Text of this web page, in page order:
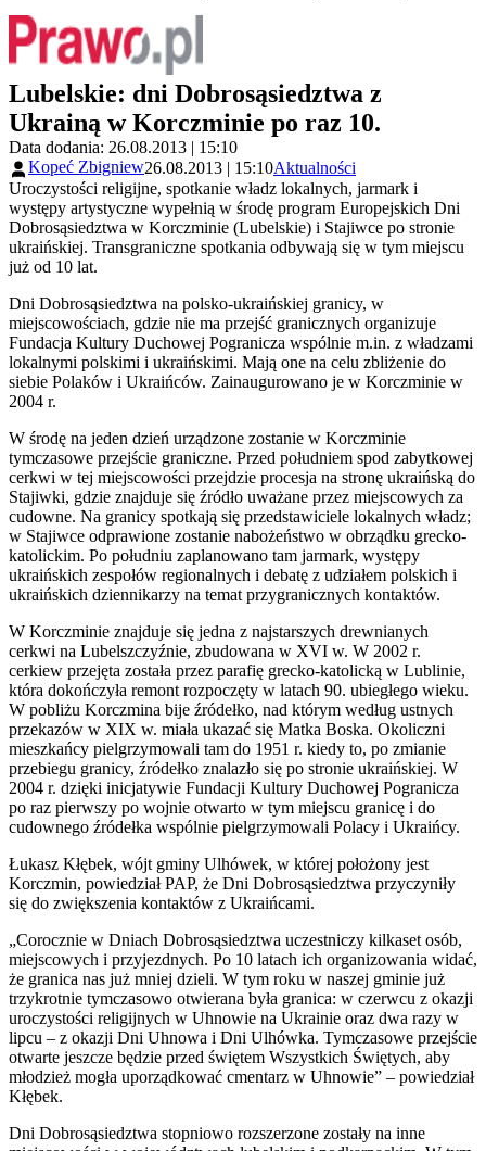
Lubelskie: dni Dobrosąsiedztwa z
Ukrainą w Korczminie po raz 10.
Data dodania: 26.08.2013 | 15:10
Kopeć Zbigniew26.08.2013 | 15:10Aktualności
Uroczystości religijne, spotkanie władz lokalnych, jarmark i
występy artystyczne wypełnią w środę program Europejskich Dni
Dobrosąsiedztwa w Korczminie (Lubelskie) i Stajiwce po stronie
ukraińskiej. Transgraniczne spotkania odbywają się w tym miejscu
już od 10 lat.
Dni Dobrosąsiedztwa na polsko-ukraińskiej granicy, w
miejscowościach, gdzie nie ma przejść granicznych organizuje
Fundacja Kultury Duchowej Pogranicza wspólnie m.in. z władzami
lokalnymi polskimi i ukraińskimi. Mają one na celu zbliżenie do
siebie Polaków i Ukraińców. Zainaugurowano je w Korczminie w
2004 r.
W środę na jeden dzień urządzone zostanie w Korczminie
tymczasowe przejście graniczne. Przed południem spod zabytkowej
cerkwi w tej miejscowości przejdzie procesja na stronę ukraińską do
Stajiwki, gdzie znajduje się źródło uważane przez miejscowych za
cudowne. Na granicy spotkają się przedstawiciele lokalnych władz;
w Stajiwce odprawione zostanie nabożeństwo w obrządku grecko-
katolickim. Po południu zaplanowano tam jarmark, występy
ukraińskich zespołów regionalnych i debatę z udziałem polskich i
ukraińskich dziennikarzy na temat przygranicznych kontaktów.
W Korczminie znajduje się jedna z najstarszych drewnianych
cerkwi na Lubelszczyźnie, zbudowana w XVI w. W 2002 r.
cerkiew przejęta została przez parafię grecko-katolicką w Lublinie,
która dokończyła remont rozpoczęty w latach 90. ubiegłego wieku.
W pobliżu Korczmina bije źródełko, nad którym według ustnych
przekazów w XIX w. miała ukazać się Matka Boska. Okoliczni
mieszkańcy pielgrzymowali tam do 1951 r. kiedy to, po zmianie
przebiegu granicy, źródełko znalazło się po stronie ukraińskiej. W
2004 r. dzięki inicjatywie Fundacji Kultury Duchowej Pogranicza
po raz pierwszy po wojnie otwarto w tym miejscu granicę i do
cudownego źródełka wspólnie pielgrzymowali Polacy i Ukraińcy.
Łukasz Kłębek, wójt gminy Ulhówek, w której położony jest
Korczmin, powiedział PAP, że Dni Dobrosąsiedztwa przyczyniły
się do zwiększenia kontaktów z Ukraińcami.
„Corocznie w Dniach Dobrosąsiedztwa uczestniczy kilkaset osób,
miejscowych i przyjezdnych. Po 10 latach ich organizowania widać,
że granica nas już mniej dzieli. W tym roku w naszej gminie już
trzykrotnie tymczasowo otwierana była granica: w czerwcu z okazji
uroczystości religijnych w Uhnowie na Ukrainie oraz dwa razy w
lipcu – z okazji Dni Uhnowa i Dni Ulhówka. Tymczasowe przejście
otwarte jeszcze będzie przed świętem Wszystkich Świętych, aby
młodzież mogła uporządkować cmentarz w Uhnowie” – powiedział
Kłębek.
Dni Dobrosąsiedztwa stopniowo rozszerzone zostały na inne